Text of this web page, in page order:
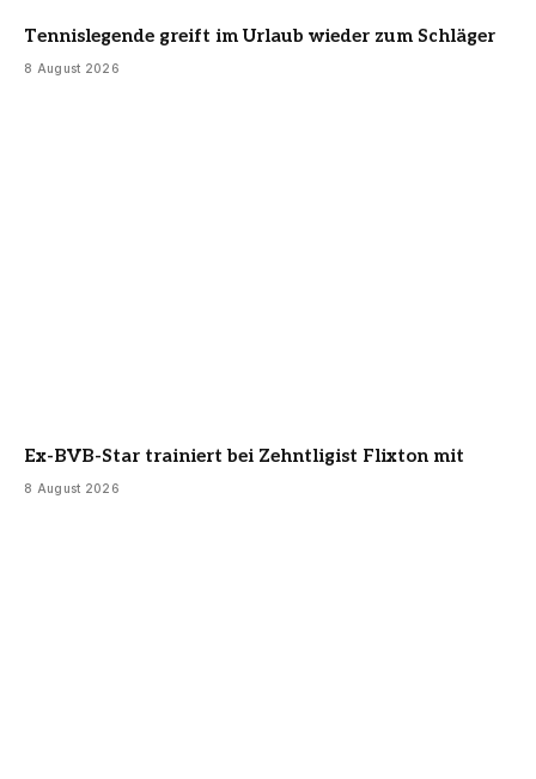
Tennislegende greift im Urlaub wieder zum Schläger
8 August 2026
Ex-BVB-Star trainiert bei Zehntligist Flixton mit
8 August 2026